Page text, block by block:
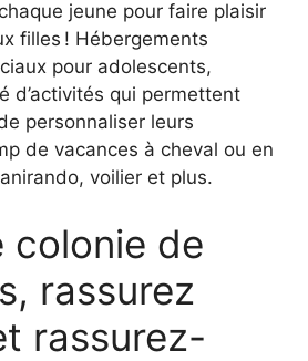
jeune pour faire plaisir
filles ! Hébergements
pour adolescents,
d’activités qui permettent
personnaliser leurs
de vacances à cheval ou en
voilier et plus.
colonie de
rassurez
rassurez-